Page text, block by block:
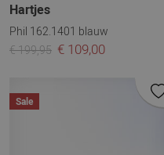
Hartjes
Phil 162.1401 blauw
€ 199,95 € 109,00
Sale